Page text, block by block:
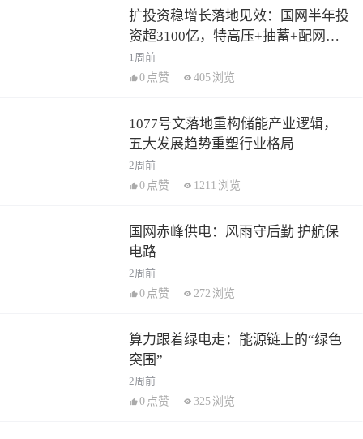
扩投资稳增长落地见效：国网半年投
资超3100亿，特高压+抽蓄+配网多
点发力
1周前
0 点赞 405 浏览
1077号文落地重构储能产业逻辑，
五大发展趋势重塑行业格局
2周前
0 点赞 1211 浏览
国网赤峰供电：风雨守后勤 护航保
电路
2周前
0 点赞 272 浏览
算力跟着绿电走：能源链上的“绿色
突围”
2周前
0 点赞 325 浏览